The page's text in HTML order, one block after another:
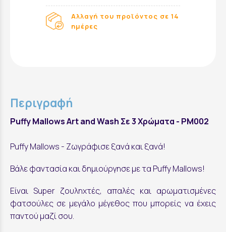
Αλλαγή του προϊόντος σε 14
ημέρες
Περιγραφή
Puffy Mallows Art and Wash Σε 3 Χρώματα - PM002
Puffy Mallows - Ζωγράφισε ξανά και ξανά!
Βάλε φαντασία και δημιούργησε με τα Puffy Mallows!
Είναι Super ζουληχτές, απαλές και αρωματισμένες
φατσούλες σε μεγάλο μέγεθος που μπορείς να έχεις
παντού μαζί σου.